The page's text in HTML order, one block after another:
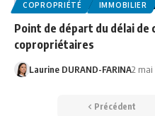
COPROPRIÉTÉ IMMOBILIER
Point de départ du délai de
copropriétaires
Laurine DURAND-FARINA2 mai
Précédent